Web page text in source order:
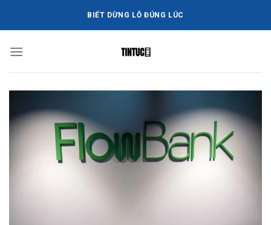
dung
BIẾT DỪNG LỖ ĐÚNG LÚC